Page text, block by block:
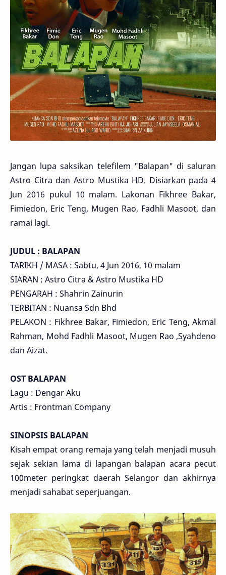
Jangan lupa saksikan telefilem "Balapan" di saluran
Astro Citra dan Astro Mustika HD. Disiarkan pada 4
Jun 2016 pukul 10 malam. Lakonan Fikhree Bakar,
Fimiedon, Eric Teng, Mugen Rao, Fadhli Masoot, dan
ramai lagi.
JUDUL : BALAPAN
TARIKH / MASA : Sabtu, 4 Jun 2016, 10 malam
SIARAN : Astro Citra & Astro Mustika HD
PENGARAH : Shahrin Zainurin
TERBITAN : Nuansa Sdn Bhd
PELAKON : Fikhree Bakar, Fimiedon, Eric Teng, Akmal
Rahman, Mohd Fadhli Masoot, Mugen Rao ,Syahdeno
dan Aizat.
OST BALAPAN
Lagu : Dengar Aku
Artis : Frontman Company
SINOPSIS BALAPAN
Kisah empat orang remaja yang telah menjadi musuh
sejak sekian lama di lapangan balapan acara pecut
100meter peringkat daerah Selangor dan akhirnya
menjadi sahabat seperjuangan.